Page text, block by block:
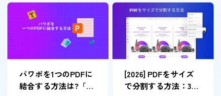
パワポを1つのPDFに
結合する方法は?「詳
[2026] PDFをサイズ
で分割する方法：3つ